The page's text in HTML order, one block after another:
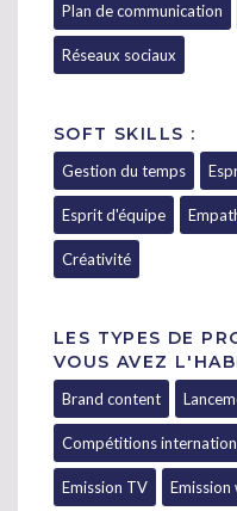
Plan de communication
Réseaux sociaux
SOFT SKILLS :
Gestion du temps
Esprit d'équipe
Créativité
LES TYPES DE
VOUS AVEZ
Brand content
Compétitions
Emission TV Emission